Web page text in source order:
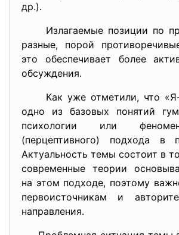
др.).
Излагаемые позиции по
разные, порой
это обеспечивает более
обсуждения.
Как уже отметили, что «Я-
одно из базовых понятий
психологии или
(перцептивного) подхода в
Актуальность темы состоит в
современные теории
на этом подходе, поэтому
первоисточникам и
направления.